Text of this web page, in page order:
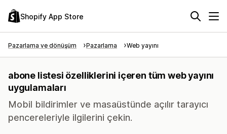
Shopify App Store
Pazarlama ve dönüşüm Pazarlama Web yayını
abone listesi özelliklerini içeren tüm web yayını
uygulamaları
Mobil bildirimler ve masaüstünde açılır tarayıcı
pencereleriyle ilgilerini çekin.